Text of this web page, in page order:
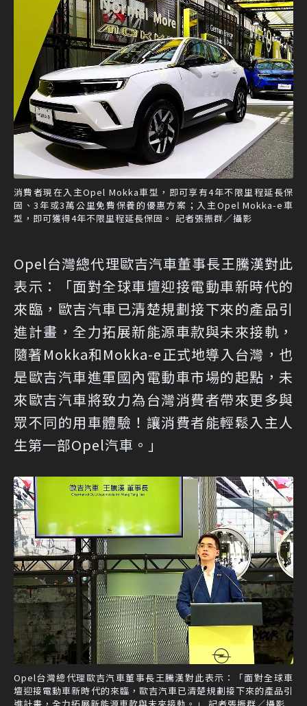
消費者現在入主Opel Mokka車型，即可享有4年不限里程延長保
固、3年或3萬公里免費保養的優惠方案；入主Opel Mokka-e車
型，即可獲得4年不限里程延長保固。 記者張振群／攝影
Opel台灣總代理歐吉汽車董事長王騰漢對此
表示：「面對全球車壇迎接電動車新時代的
來臨，歐吉汽車已清楚規劃接下來的產品引
進計畫，全力拓展新能源車款與未來接軌，
隨著Mokka和Mokka-e正式地導入台灣，也
是歐吉汽車進軍國內電動車市場的起點，未
來歐吉汽車將致力為台灣消費者帶來更多與
眾不同的用車體驗！讓消費者能輕鬆入主人
生第一部Opel汽車。」
Opel台灣總代理歐吉汽車董事長王騰漢對此表示：「面對全球車
壇迎接電動車新時代的來臨，歐吉汽車已清楚規劃接下來的產品引
進計畫，全力拓展新能源車款與未來接軌。」 記者張振群／攝影